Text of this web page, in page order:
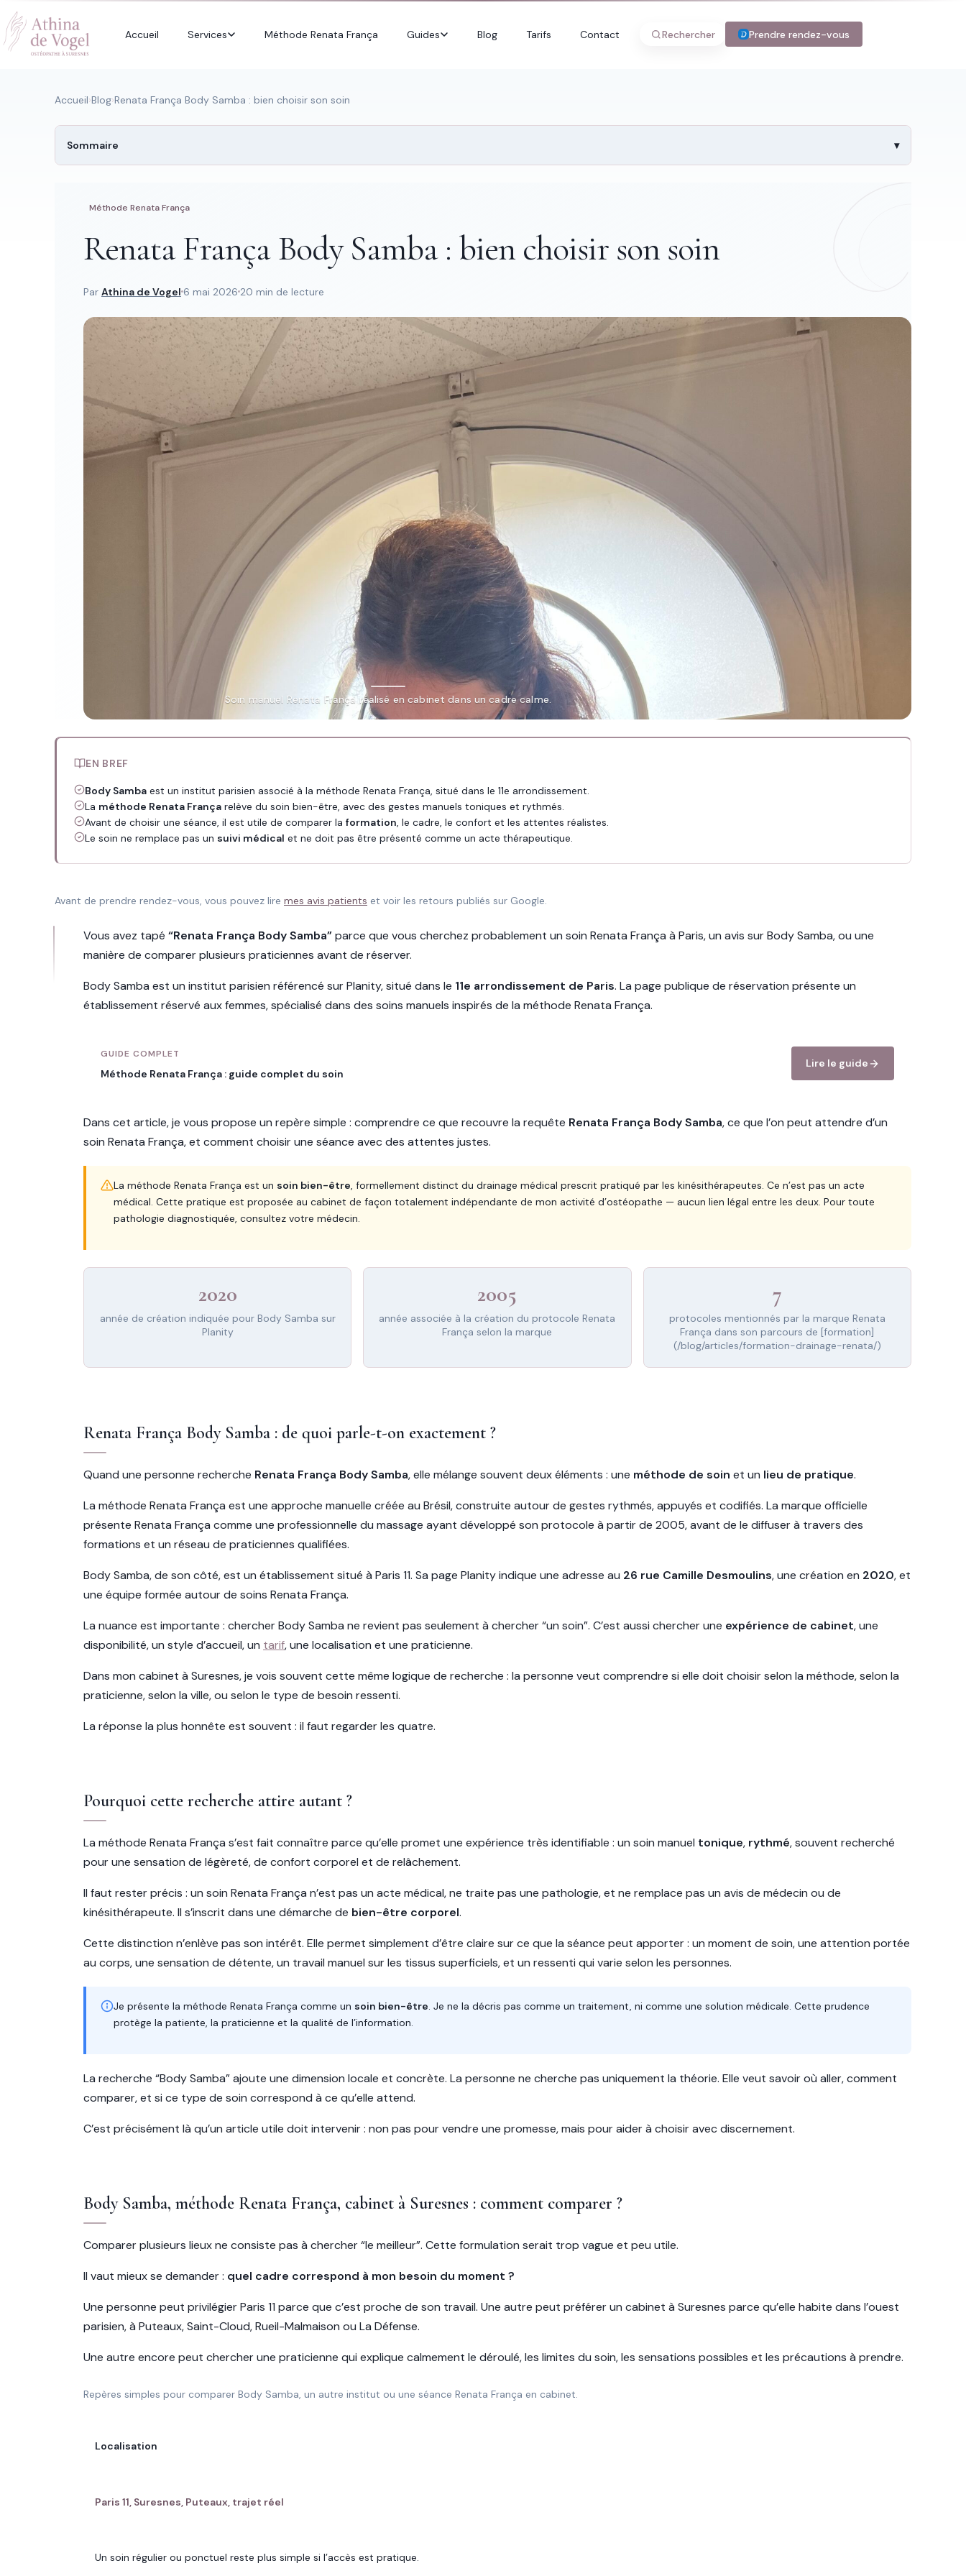
Accueil Services Méthode Renata França Guides Blog Tarifs Contact Rechercher Prendre rendez-vous
Recherche rapide
Tapez au moins 2 lettres.
Accueil›Blog›Renata França Body Samba : bien choisir son soin
Sommaire
Méthode Renata França
Renata França Body Samba : bien choisir son soin
Par Athina de Vogel 6 mai 2026 20 min de lecture
Soin manuel Renata França réalisé en cabinet dans un cadre calme.
EN BREF
Body Samba est un institut parisien associé à la méthode Renata França, situé dans le 11e arrondissement.
La méthode Renata França relève du soin bien-être, avec des gestes manuels toniques et rythmés.
Avant de choisir une séance, il est utile de comparer la formation, le cadre, le confort et les attentes réalistes.
Le soin ne remplace pas un suivi médical et ne doit pas être présenté comme un acte thérapeutique.
Avant de prendre rendez-vous, vous pouvez lire mes avis patients et voir les retours publiés sur Google.
Vous avez tapé “Renata França Body Samba”parce que vous cherchez probablement un soin Renata França à Paris, un avis sur Body Samba, ou une
manière de comparer plusieurs praticiennes avant de réserver.
Body Samba est un institut parisien référencé sur Planity, situé dans le 11e arrondissement de Paris. La page publique de réservation présente un
établissement réservé aux femmes, spécialisé dans des soins manuels inspirés de la méthode Renata França.
GUIDE COMPLET
Méthode Renata França : guide complet du soin
Lire le guide
Dans cet article, je vous propose un repère simple : comprendre ce que recouvre la requête Renata França Body Samba, ce que l’on peut attendre d’un
soin Renata França, et comment choisir une séance avec des attentes justes.
La méthode Renata França est un soin bien-être, formellement distinct du drainage médical prescrit pratiqué par les kinésithérapeutes. Ce n’est pas un acte
médical. Cette pratique est proposée au cabinet de façon totalement indépendante de mon activité d’ostéopathe — aucun lien légal entre les deux. Pour toute
pathologie diagnostiquée, consultez votre médecin.
2020
année de création indiquée pour Body Samba sur
Planity
2005
année associée à la création du protocole Renata
França selon la marque
7
protocoles mentionnés par la marque Renata
França dans son parcours de [formation]
(/blog/articles/formation-drainage-renata/)
Renata França Body Samba : de quoi parle-t-on exactement ?
Quand une personne recherche Renata França Body Samba, elle mélange souvent deux éléments : une méthode de soin et un lieu de pratique.
La méthode Renata França est une approche manuelle créée au Brésil, construite autour de gestes rythmés, appuyés et codifiés. La marque officielle
présente Renata França comme une professionnelle du massage ayant développé son protocole à partir de 2005, avant de le diffuser à travers des
formations et un réseau de praticiennes qualifiées.
Body Samba, de son côté, est un établissement situé à Paris 11. Sa page Planity indique une adresse au 26 rue Camille Desmoulins, une création en 2020, et
une équipe formée autour de soins Renata França.
La nuance est importante : chercher Body Samba ne revient pas seulement à chercher “un soin”. C’est aussi chercher une expérience de cabinet, une
disponibilité, un style d’accueil, un tarif, une localisation et une praticienne.
Dans mon cabinet à Suresnes, je vois souvent cette même logique de recherche : la personne veut comprendre si elle doit choisir selon la méthode, selon la
praticienne, selon la ville, ou selon le type de besoin ressenti.
La réponse la plus honnête est souvent : il faut regarder les quatre.
Pourquoi cette recherche attire autant ?
La méthode Renata França s’est fait connaître parce qu’elle promet une expérience très identifiable : un soin manuel tonique, rythmé, souvent recherché
pour une sensation de légèreté, de confort corporel et de relâchement.
Il faut rester précis : un soin Renata França n’est pas un acte médical, ne traite pas une pathologie, et ne remplace pas un avis de médecin ou de
kinésithérapeute. Il s’inscrit dans une démarche de bien-être corporel.
Cette distinction n’enlève pas son intérêt. Elle permet simplement d’être claire sur ce que la séance peut apporter : un moment de soin, une attention portée
au corps, une sensation de détente, un travail manuel sur les tissus superficiels, et un ressenti qui varie selon les personnes.
Je présente la méthode Renata França comme un soin bien-être. Je ne la décris pas comme un traitement, ni comme une solution médicale. Cette prudence
protège la patiente, la praticienne et la qualité de l’information.
La recherche “Body Samba” ajoute une dimension locale et concrète. La personne ne cherche pas uniquement la théorie. Elle veut savoir où aller, comment
comparer, et si ce type de soin correspond à ce qu’elle attend.
C’est précisément là qu’un article utile doit intervenir : non pas pour vendre une promesse, mais pour aider à choisir avec discernement.
Body Samba, méthode Renata França, cabinet à Suresnes : comment comparer ?
Comparer plusieurs lieux ne consiste pas à chercher “le meilleur”. Cette formulation serait trop vague et peu utile.
Il vaut mieux se demander : quel cadre correspond à mon besoin du moment ?
Une personne peut privilégier Paris 11 parce que c’est proche de son travail. Une autre peut préférer un cabinet à Suresnes parce qu’elle habite dans l’ouest
parisien, à Puteaux, Saint-Cloud, Rueil-Malmaison ou La Défense.
Une autre encore peut chercher une praticienne qui explique calmement le déroulé, les limites du soin, les sensations possibles et les précautions à prendre.
Repères simples pour comparer Body Samba, un autre institut ou une séance Renata França en cabinet.
Localisation
Paris 11, Suresnes, Puteaux, trajet réel
Un soin régulier ou ponctuel reste plus simple si l’accès est pratique.